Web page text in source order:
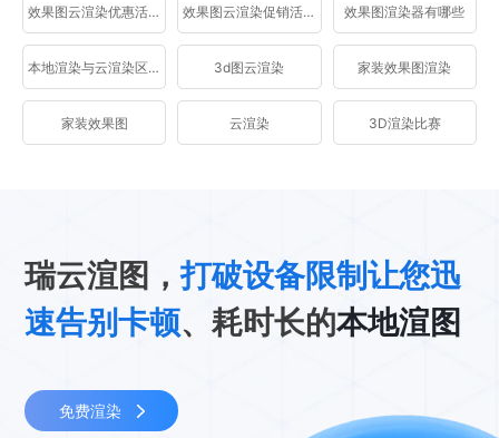
效果图云渲染优惠活动 效果图云渲染促销活动 效果图渲染器有哪些
本地渲染与云渲染区别 3d图云渲染 家装效果图渲染
家装效果图 云渲染 3D渲染比赛
瑞云渲图，打破设备限制让您迅
速告别卡顿、耗时长的本地渲图
免费渲染